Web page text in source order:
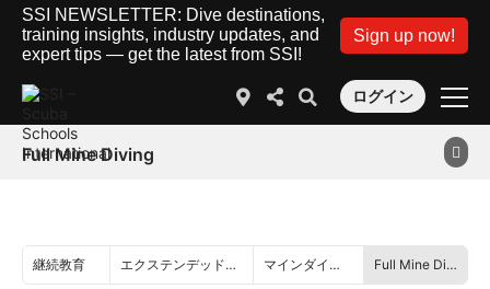
SSI NEWSLETTER: Dive destinations,
training insights, industry updates, and
expert tips — get the latest from SSI!
Sign up now!
ログイン
Full Mine Diving
継続教育 エクステンデッドレンジ マインダイビング Full Mine Diving